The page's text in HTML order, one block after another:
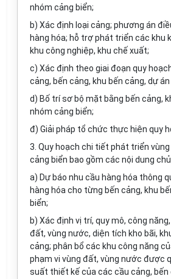
nhóm cảng biển;
b) Xác định loại cảng; phương án
hàng hóa; hỗ trợ phát triển các khu
khu công nghiệp, khu chế xuất;
c) Xác định theo giai đoạn quy
cảng, bến cảng, khu bến cảng, dự
d) Bố trí sơ bộ mặt bằng bến cảng,
nhóm cảng biển;
đ) Giải pháp tổ chức thực hiện quy
3. Quy hoạch chi tiết phát triển
cảng biển bao gồm các nội dung
a) Dự báo nhu cầu hàng hóa thông
hàng hóa cho từng bến cảng, khu
biển;
b) Xác định vị trí, quy mô, công
đất, vùng nước, diện tích kho bãi,
cảng; phân bổ các khu công năng
phạm vi vùng đất, vùng nước được
suất thiết kế của các cầu cảng, bến